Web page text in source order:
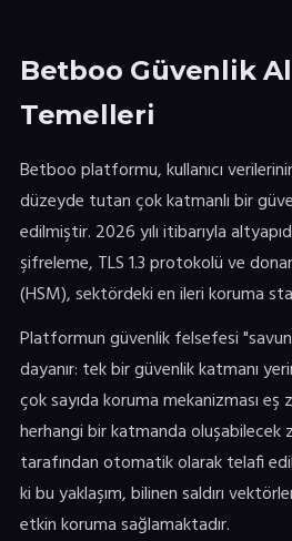
Betboo Güvenlik
Temelleri
Betboo platformu, kullanıcı
düzeyde tutan çok katmanlı bir
edilmiştir. 2026 yılı itibarıyla
şifreleme, TLS 1.3 protokolü ve
(HSM), sektördeki en ileri koruma
Platformun güvenlik felsefesi
dayanır: tek bir güvenlik katmanı
çok sayıda koruma mekanizması eş
herhangi bir katmanda
tarafından otomatik olarak telafi
ki bu yaklaşım, bilinen saldırı
etkin koruma sağlamaktadır.